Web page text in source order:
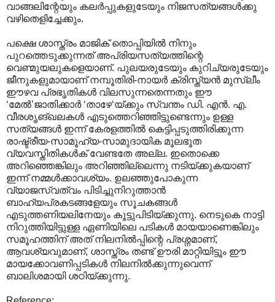
വാങ്ങലിന്റേയും കലര്‍പ്പുകളുടേയും നിജസത്യങ്ങള്‍ക്കു
വഴിതെളിച്ചേക്കും.
പക്ഷെ ശാസ്ത്രം മാജിക് തൊപ്പിയില്‍ നിനും
പുറത്തെടുക്കുന്നത് അപ്രിയസത്യത്തിന്റെ
വെണ്മുയലുകളെയാണ്. പുലയരുടേയും കുറിച്യരുടേയും
ജീനുകളുമായാണ് നമ്പൂതിരി-നായര്‍ ക്രിസ്ത്യന്‍ മുസ്ലീം
ഈഴവ പ്രഭൃതികള്‍ വിലസുന്നതെന്നതും ഈ
‘മേല്‍‍’ജാതിക്കാര്‍ ‘താഴേ‘യ്ക്കും സ്വന്തം ഡി. എന്‍. എ.
വീരശൃങ്ഖലകള്‍ എടുത്തെറിഞ്ഞിട്ടുണ്ടെന്നും ഉള്ള
സത്യങ്ങള്‍ ഇന്ന് കേരളത്തില്‍ കെട്ടിപ്പടുത്തിരിക്കുന്ന
രാഷ്ട്രീയ-സാമൂഹ്യ-സാമുദായിക മൂലഭൂത
വ്യവസ്തിതികള്‍ക് വേണ്ടതേ അല്ല. ഇതൊക്കെ
അറിഞ്ഞെങ്കിലും അറിഞ്ഞില്ലെന്നു നടിയ്ക്കുകയാണ്
ഇന്ന് നമ്മള്‍ക്കാവശ്യം. ഉലഞ്ഞുപോകുന്ന
വ്യാജസ്വത്വം പിടിച്ചുനിറുത്താന്‍
ബാഹ്യപ്രകടങ്ങളേയും സൂചകങ്ങള്‍
എടുത്തണിയലിനേയും കൂട്ടുപിടിയ്ക്കുന്നു. നെടുകെ നാട്ടി
നിറുത്തിയിട്ടുള്ള ഏണിയിലെ പടികള്‍ മായയാണെങ്കിലും
സമൂഹത്തിന് അത് നിലനില്‍പ്പിന്റെ പ്രശ്നമാണ്,
ആവശ്യവുമാണ്, ശാസ്ത്രം തണ്ട് ഊരി മാറ്റിയിട്ടൂം ഈ
മായക്കോവണിപ്പടികള്‍ നിലനില്‍ക്കുന്നുവെന്ന്
ബാലിശമായി ശഠിയ്ക്കുന്നു.